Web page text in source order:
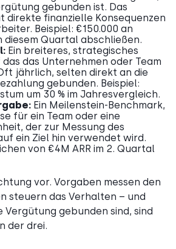
gebunden ist. Das
direkte finanzielle Konsequenzen
Beispiel: €150.000 an
diesem Quartal abschließen.
Ein breiteres, strategisches
das das Unternehmen oder Team
jährlich, selten direkt an die
gebunden. Beispiel:
um 30 % im Jahresvergleich.
Ein Meilenstein-Benchmark,
für ein Team oder eine
der zur Messung des
ein Ziel hin verwendet wird.
von €4M ARR im 2. Quartal
vor. Vorgaben messen den
steuern das Verhalten – und
Vergütung gebunden sind, sind
der drei.